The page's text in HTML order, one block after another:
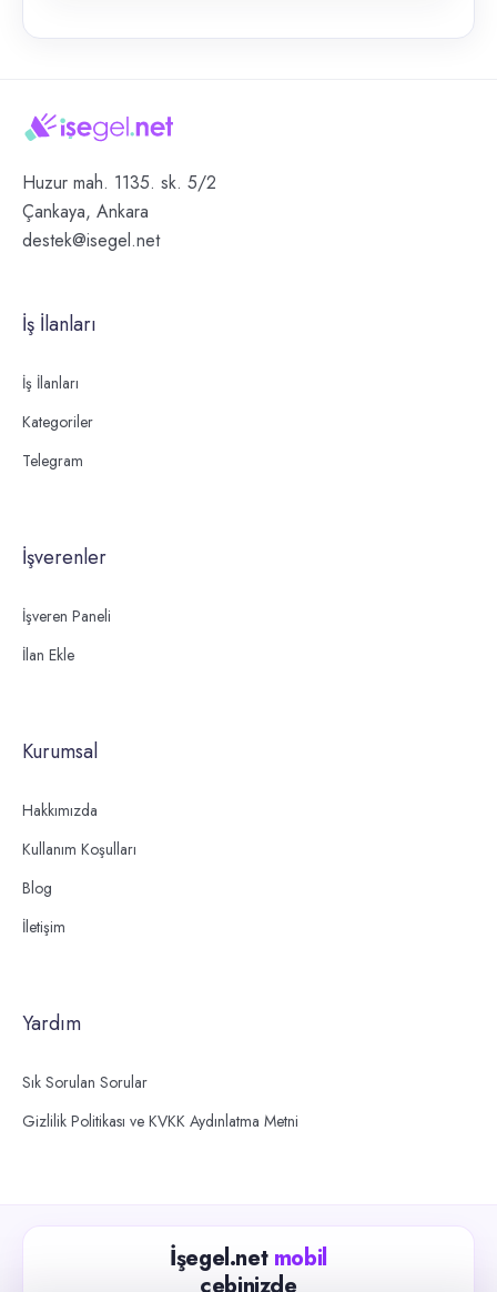
Huzur mah. 1135. sk. 5/2
Çankaya, Ankara
destek@isegel.net
İş İlanları
İş İlanları
Kategoriler
Telegram
İşverenler
İşveren Paneli
İlan Ekle
Kurumsal
Hakkımızda
Kullanım Koşulları
Blog
İletişim
Yardım
Sık Sorulan Sorular
Gizlilik Politikası ve KVKK Aydınlatma Metni
İşegel.net mobil